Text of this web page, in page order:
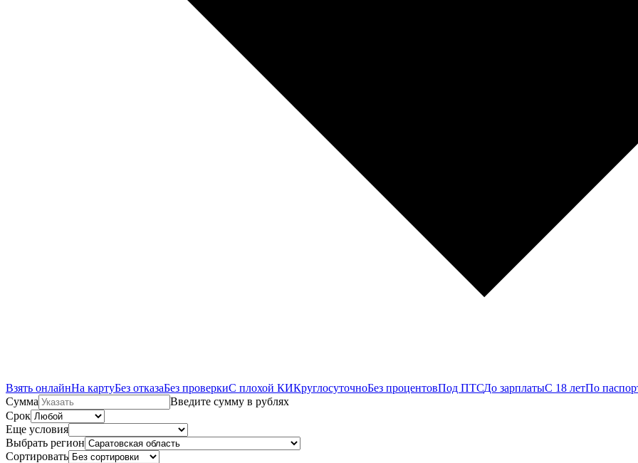
Взять онлайнНа картуБез отказаБез проверкиС плохой КИКруглосуточноБез процентовПод ПТСДо зарплатыС 18 летПо
Сумма
Введите сумму в рублях
Срок
Еще условия
Выбрать регион
Сортировать